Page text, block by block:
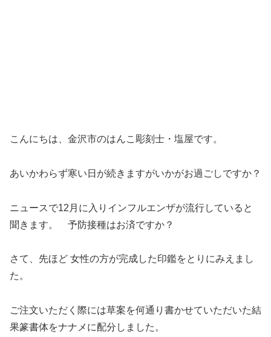
こんにちは、金沢市のはんこ彫刻士・塩屋です。
あいかわらず寒い日が続きますがいかがお過ごしですか？
ニュースで12月に入りインフルエンザが流行していると
聞きます。 予防接種はお済ですか？
さて、先ほど 女性の方が完成した印鑑をとりにみえまし
た。
ご注文いただく際には草案を何通り書かせていただいた結
果篆書体をナナメに配分しました。